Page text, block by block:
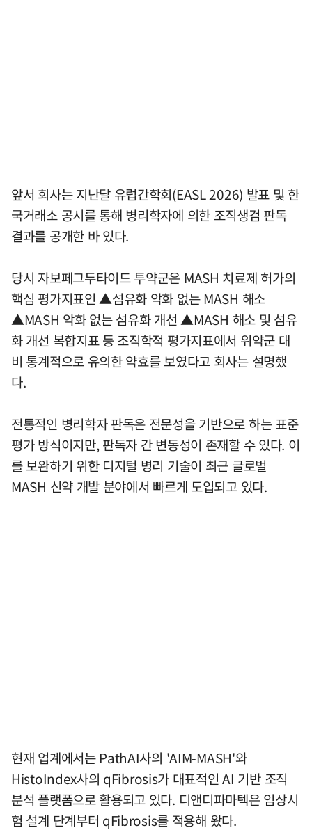
앞서 회사는 지난달 유럽간학회(EASL 2026) 발표 및 한
국거래소 공시를 통해 병리학자에 의한 조직생검 판독
결과를 공개한 바 있다.
당시 자보페그두타이드 투약군은 MASH 치료제 허가의
핵심 평가지표인 ▲섬유화 악화 없는 MASH 해소
▲MASH 악화 없는 섬유화 개선 ▲MASH 해소 및 섬유
화 개선 복합지표 등 조직학적 평가지표에서 위약군 대
비 통계적으로 유의한 약효를 보였다고 회사는 설명했
다.
전통적인 병리학자 판독은 전문성을 기반으로 하는 표준
평가 방식이지만, 판독자 간 변동성이 존재할 수 있다. 이
를 보완하기 위한 디지털 병리 기술이 최근 글로벌
MASH 신약 개발 분야에서 빠르게 도입되고 있다.
현재 업계에서는 PathAI사의 'AIM-MASH'와
HistoIndex사의 qFibrosis가 대표적인 AI 기반 조직
분석 플랫폼으로 활용되고 있다. 디앤디파마텍은 임상시
험 설계 단계부터 qFibrosis를 적용해 왔다.